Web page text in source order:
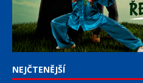
NEJČTENĚJŠÍ